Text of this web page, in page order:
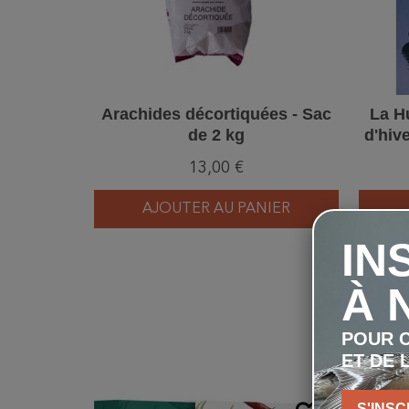
Arachides décortiquées - Sac
de 2 kg
13,00 €
AJOUTER AU PANIER
La
À
POUR
ET DE